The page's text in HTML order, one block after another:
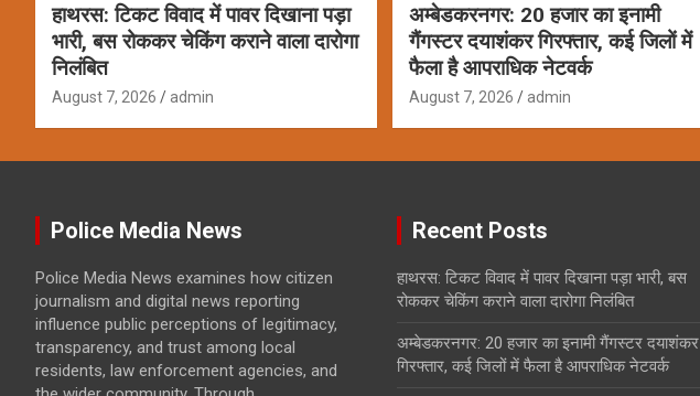
हाथरस: टिकट विवाद में पावर दिखाना पड़ा
भारी, बस रोककर चेकिंग कराने वाला दारोगा
निलंबित
August 7, 2026 admin
अम्बेडकरनगर: 20 हजार का इनामी
गैंगस्टर दयाशंकर गिरफ्तार, कई जिलों में
फैला है आपराधिक नेटवर्क
August 7, 2026 admin
Police Media News
Police Media News examines how citizen
journalism and digital news reporting
influence public perceptions of legitimacy,
transparency, and trust among local
residents, law enforcement agencies, and
Recent Posts
हाथरस: टिकट विवाद में पावर दिखाना पड़ा भारी, बस
रोककर चेकिंग कराने वाला दारोगा निलंबित
अम्बेडकरनगर: 20 हजार का इनामी गैंगस्टर दयाशंकर
गिरफ्तार, कई जिलों में फैला है आपराधिक नेटवर्क